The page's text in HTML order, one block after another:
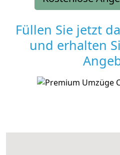
Füllen Sie jetzt
und erhalten